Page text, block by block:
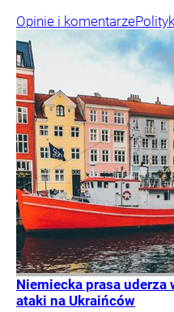
Opinie i komentarze
Niemiecka prasa uderza
ataki na Ukraińców